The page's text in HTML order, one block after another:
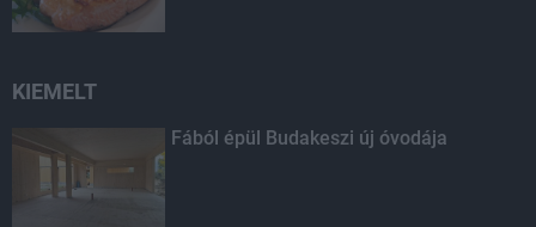
KIEMELT
Fából épül Budakeszi új óvodája